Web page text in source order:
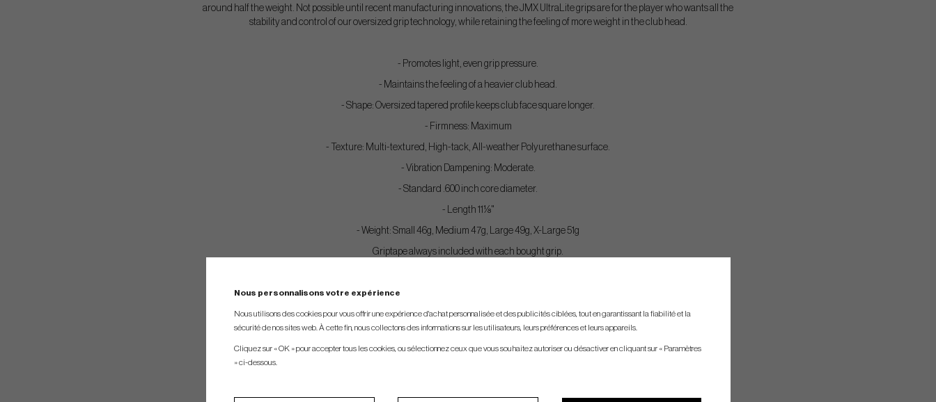
around half the weight. Not possible until recent manufacturing innovations, the JMX UltraLite grips are for the player who wants all the
stability and control of our oversized grip technology, while retaining the feeling of more weight in the club head.
- Promotes light, even grip pressure.
- Maintains the feeling of a heavier club head.
- Shape: Oversized tapered profile keeps club face square longer.
- Firmness: Maximum
- Texture: Multi-textured, High-tack, All-weather Polyurethane surface.
- Vibration Dampening: Moderate.
- Standard .600 inch core diameter.
- Length 11⅛"
- Weight: Small 46g, Medium 47g, Large 49g, X-Large 51g
Griptape always included with each bought grip.
Nous personnalisons votre expérience
Nous utilisons des cookies pour vous offrir une expérience d'achat personnalisée et des publicités ciblées, tout en garantissant la fiabilité et la
sécurité de nos sites web. À cette fin, nous collectons des informations sur les utilisateurs, leurs préférences et leurs appareils.
Cliquez sur « OK » pour accepter tous les cookies, ou sélectionnez ceux que vous souhaitez autoriser ou désactiver en cliquant sur « Paramètres
» ci-dessous.